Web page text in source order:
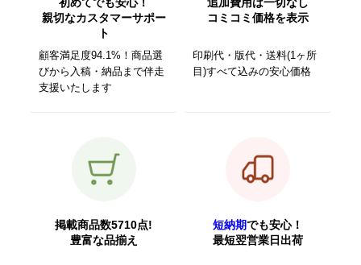
親切なカスタマーサポー
ト
顧客満足度94.1%！商品選
びから入稿・納品まで伴走
支援いたします
コミコミ価格を表示
印刷代・版代・送料(1ヶ所
目)すべて込みの安心価格
掲載商品数5710点!
豊富な品揃え
短納期でも安心！
最短翌営業日出荷